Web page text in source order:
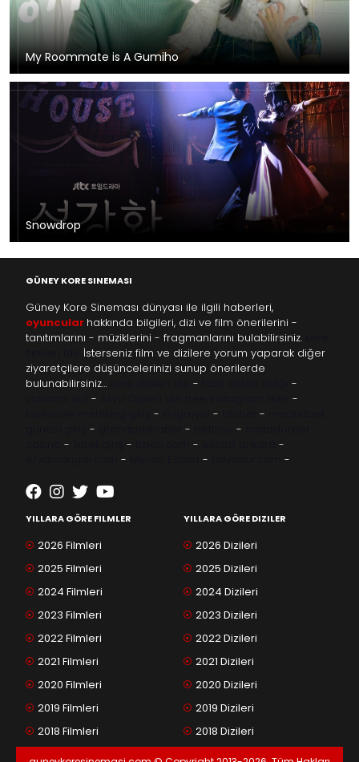
My Roommate is A Gumiho
Snowdrop
GÜNEY KORE SINEMASI
Güney Kore Sineması dünyası ile ilgili haberleri,
oyuncular hakkında bilgileri, dizi ve film önerilerini -
tanıtımlarını - müziklerini - fragmanlarını bulabilirsiniz.
İsterseniz film ve dizilere yorum yaparak diğer
ziyaretçilere düşüncelerinizi sunup önerilerde
bulunabilirsiniz…
-
-
-
-
- - -
- - -
- - -
-
- - -
YILLARA GÖRE FILMLER
2026 Filmleri
2025 Filmleri
2024 Filmleri
2023 Filmleri
2022 Filmleri
2021 Filmleri
2020 Filmleri
2019 Filmleri
2018 Filmleri
YILLARA GÖRE DIZILER
2026 Dizileri
2025 Dizileri
2024 Dizileri
2023 Dizileri
2022 Dizileri
2021 Dizileri
2020 Dizileri
2019 Dizileri
2018 Dizileri